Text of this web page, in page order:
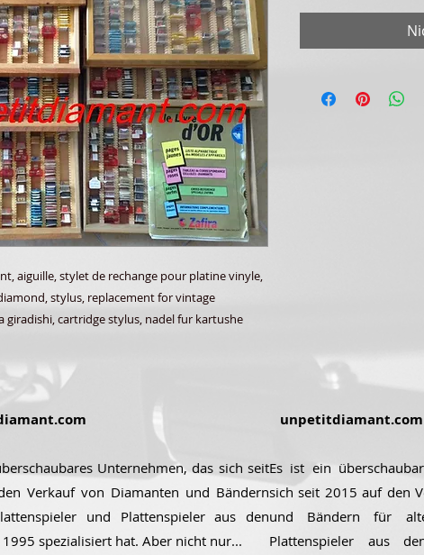
aiguille, stylet de rechange pour platine vinyle,
stylus, replacement for vintage
cartridge stylus, nadel fur kartushe
Unternehmen, das sich seit
Verkauf von Diamanten und Bändern
und Plattenspieler aus den
spezialisiert hat. Aber nicht nur...
unpetitdiamant.com
Es ist ein
sich seit 2015 auf den
und Bändern für
Plattenspieler aus